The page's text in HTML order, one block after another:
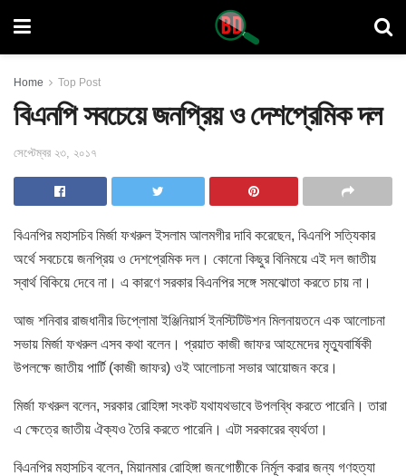
Home Top Post
বিএনপি সবচেয়ে জনপ্রিয় ও দেশপ্রেমিক দল
সেপ্টেম্বর ২৩, ২০১৭
বিএনপির মহাসচিব মির্জা ফখরুল ইসলাম আলমগীর দাবি করেছেন, বিএনপি সত্যিকার
অর্থে সবচেয়ে জনপ্রিয় ও দেশপ্রেমিক দল। কোনো কিছুর বিনিময়ে এই দল জাতীয়
স্বার্থ বিকিয়ে দেবে না। এ কারণে সরকার বিএনপির সঙ্গে সমঝোতা করতে চায় না।
আজ শনিবার রাজধানীর ডিপ্লোমা ইঞ্জিনিয়ার্স ইনস্টিটিউশন মিলনায়তনে এক আলোচনা
সভায় মির্জা ফখরুল এসব কথা বলেন। প্রয়াত কাজী জাফর আহমেদের মৃত্যুবার্ষিকী
উপলক্ষে জাতীয় পার্টি (কাজী জাফর) ওই আলোচনা সভার আয়োজন করে।
মির্জা ফখরুল বলেন, সরকার রোহিঙ্গা সংকট যথাযথভাবে উপলব্ধি করতে পারেনি। তারা
এ ক্ষেত্রে জাতীয় ঐক্যও তৈরি করতে পারেনি। এটা সরকারের ব্যর্থতা।
বিএনপির মহাসচিব বলেন, মিয়ানমার রোহিঙ্গা জনগোষ্ঠীকে নির্মূল করার জন্য গণহত্যা